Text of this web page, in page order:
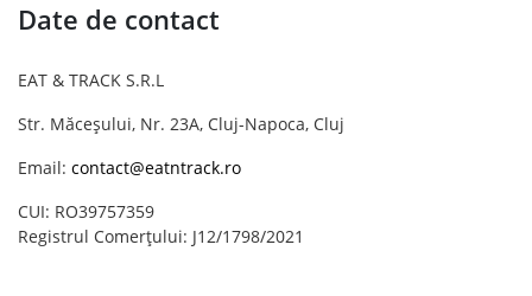
Date de contact
EAT & TRACK S.R.L
Str. Măceșului, Nr. 23A, Cluj-Napoca, Cluj
Email: contact@eatntrack.ro
CUI: RO39757359
Registrul Comerțului: J12/1798/2021